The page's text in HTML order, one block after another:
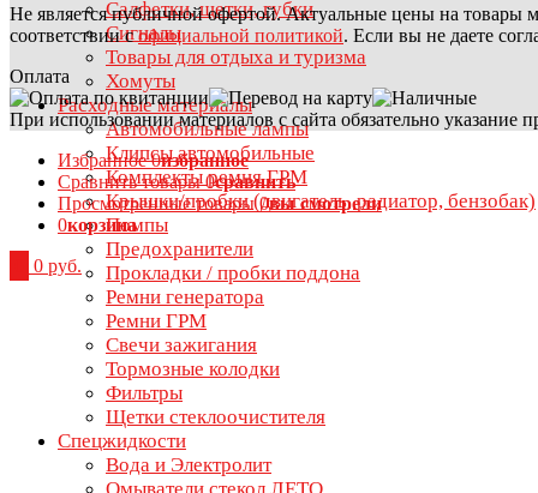
Салфетки, щетки, губки
Сигналы
Товары для отдыха и туризма
Хомуты
Расходные материалы
Автомобильные лампы
Клипсы автомобильные
Комплекты ремня ГРМ
Крышки/пробки (двигатель, радиатор, бензобак)
Помпы
Предохранители
Прокладки / пробки поддона
Ремни генератора
Ремни ГРМ
Свечи зажигания
Тормозные колодки
Фильтры
Щетки стеклоочистителя
Спецжидкости
Вода и Электролит
Не является публичной офертой. Актуальные цены на товары
соответствии софициальной политикой. Если вы не даете
Оплата
При использовании материалов с сайта обязательно указание
Избранное 0избранное
Сравнить товары 0сравнить
Просмотренные товары 0вы смотрели
0корзина
0 руб.